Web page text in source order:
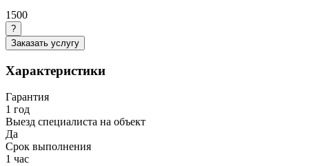
1500
?
Заказать услугу
Характеристики
Гарантия
1 год
Выезд специалиста на объект
Да
Срок выполнения
1 час